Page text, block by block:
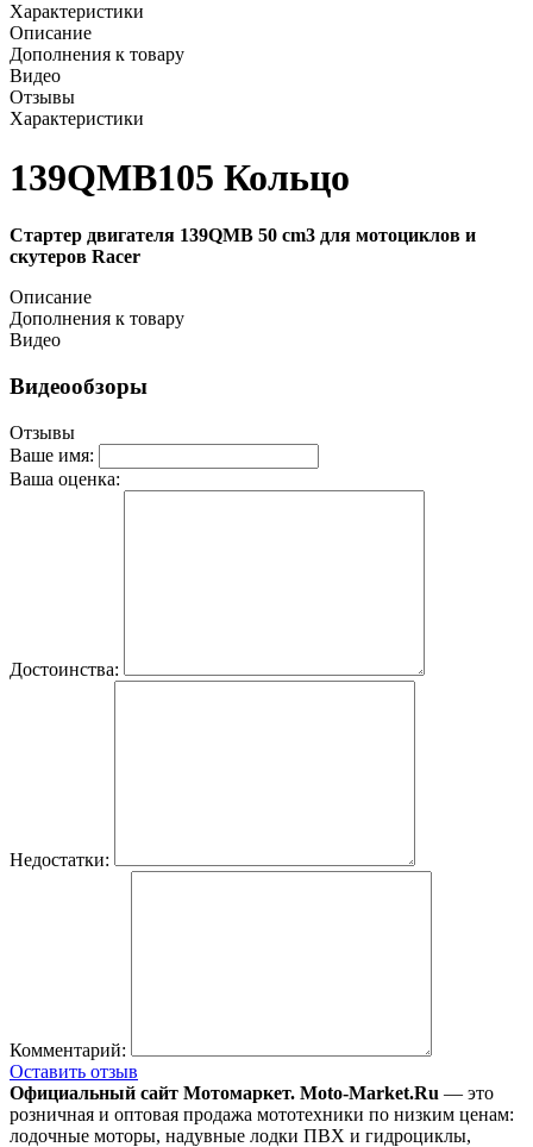
Характеристики
Описание
Дополнения к товару
Видео
Отзывы
Характеристики
139QMB105 Кольцо
Стартер двигателя 139QMB 50 cm3 для мотоциклов и
скутеров Racer
Описание
Дополнения к товару
Видео
Видеообзоры
Отзывы
Ваше имя:
Ваша оценка:
Достоинства:
Недостатки:
Комментарий:
Оставить отзыв
Официальный сайт Мотомаркет. Moto-Market.Ru — это
розничная и оптовая продажа мототехники по низким ценам:
лодочные моторы, надувные лодки ПВХ и гидроциклы,